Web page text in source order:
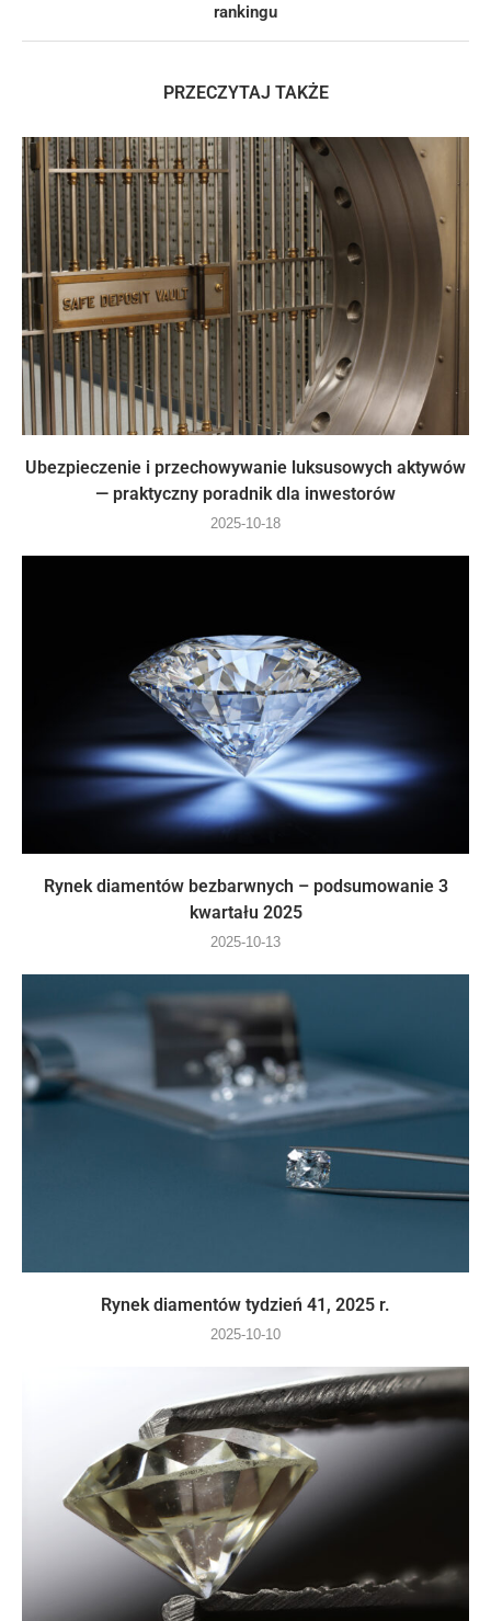
rankingu
PRZECZYTAJ TAKŻE
Ubezpieczenie i przechowywanie luksusowych aktywów
— praktyczny poradnik dla inwestorów
2025-10-18
Rynek diamentów bezbarwnych – podsumowanie 3
kwartału 2025
2025-10-13
Rynek diamentów tydzień 41, 2025 r.
2025-10-10